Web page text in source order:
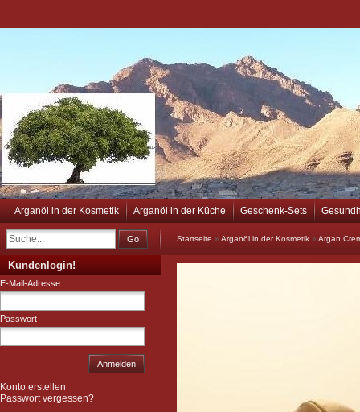
Arganöl in der Kosmetik Arganöl in der Küche Geschenk-Sets
Go Startseite » Arganöl in der Kosmetik » Argan
Kundenlogin!
E-Mail-Adresse
Passwort
Anmelden
Konto erstellen
Passwort vergessen?